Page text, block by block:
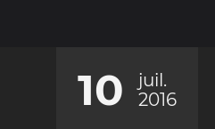
10
juil.
2016